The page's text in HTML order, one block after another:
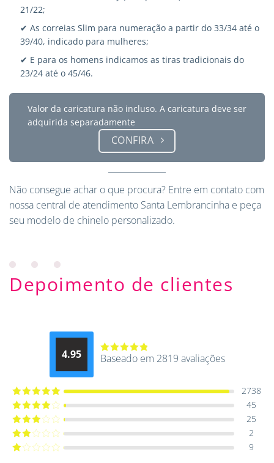
21/22;
✔ As correias Slim para numeração a partir do 33/34 até o
39/40, indicado para mulheres;
✔ E para os homens indicamos as tiras tradicionais do
23/24 até o 45/46.
Valor da caricatura não incluso. A caricatura deve ser
adquirida separadamente
CONFIRA
Não consegue achar o que procura? Entre em contato com
nossa central de atendimento Santa Lembrancinha e peça
seu modelo de chinelo personalizado.
Depoimento de clientes
4.95
Avaliação
Baseado em 2819 avaliações
Avaliação5
2738
Avaliação
45
Avaliação
25
Avaliação
2
9